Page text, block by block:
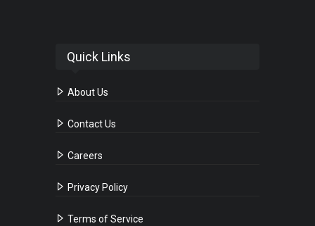
Quick Links
About Us
Contact Us
Careers
Privacy Policy
Terms of Service